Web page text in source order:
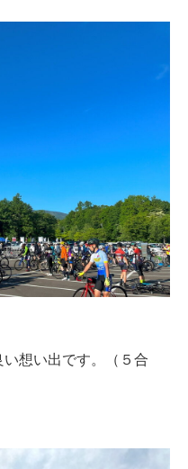
想い出です。（５合